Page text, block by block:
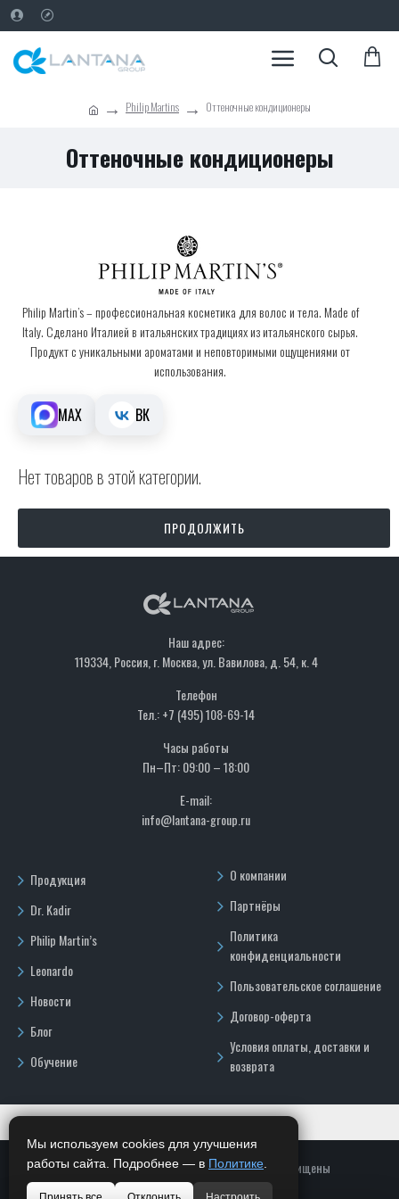
Philip Martins Оттеночные кондиционеры
Оттеночные кондиционеры
Philip Martin’s – профессиональная косметика для волос и тела. Made of
Italy. Сделано Италией в итальянских традициях из итальянского сырья.
Продукт с уникальными ароматами и неповторимыми ощущениями от
использования.
MAX ВК
Нет товаров в этой категории.
ПРОДОЛЖИТЬ
Наш адрес:
119334, Россия, г. Москва, ул. Вавилова, д. 54, к. 4
Телефон
Тел.: +7 (495) 108-69-14
Часы работы
Пн–Пт: 09:00 – 18:00
E-mail:
info@lantana-group.ru
Продукция
Dr. Kadir
Philip Martin’s
Leonardo
Новости
Блог
Обучение
О компании
Партнёры
Политика
конфиденциальности
Пользовательское соглашение
Договор-оферта
Условия оплаты, доставки и
возврата
Copyright © 2026, ООО "ГРОК", Все права защищены
Мы используем cookies для улучшения
работы сайта. Подробнее — в Политике